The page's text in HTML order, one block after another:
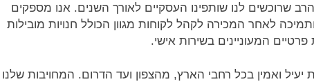
שרוכשים לנו שותפינו העסקיים לאורך השנים. אנו מספקים
לאחר המכירה לקהל לקוחות מגוון הכולל חנויות מובילות
פרטיים המעוניינים בשירות אישי.
ואמין בכל רחבי הארץ, מהצפון ועד הדרום. המחויבות שלנו